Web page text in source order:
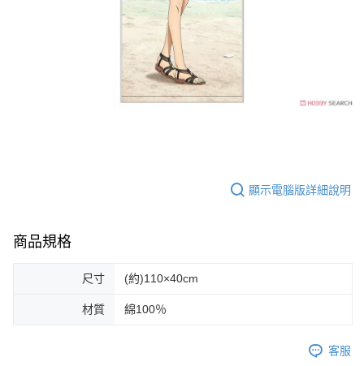
顯示電腦版詳細說明
商品規格
尺寸 (約)110×40cm
材質 綿100％
客服